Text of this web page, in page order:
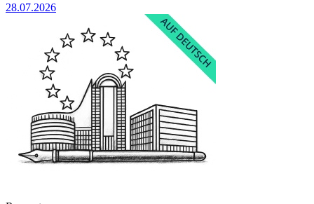
28.07.2026